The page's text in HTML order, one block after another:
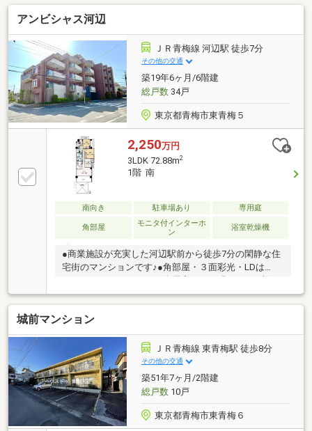
な立地■ 西友・いなげやなどスーパーが徒歩圏内■ 2年
間のアフター保証付きで安心■ 管理体制良好のマンシ
ョン■ 室内大変きれいな状態です■ 即日ご案内可能■
やり取り不要で見学予約可能■ 赤色の「見学予約」ボ
タンから最短2分で予約完了■ お気軽にお問い合わせく
ださいませ♪
アンビシャス河辺
ＪＲ青梅線 河辺駅 徒歩7分
その他の交通
築19年6ヶ月/6階建
総戸数34戸
東京都青梅市東青梅５
2,250万円
3LDK 72.88m2
1階 南
南向き 駐車場あり 専用庭
角部屋
モニタ付インターホ
ン
浴室乾燥機
●商業施設が充実した河辺駅前から徒歩7分の閑静な住
宅街のマンションです♪●角部屋・３面彩光・LDは
3.5mのワイドサッシで、全居室とても明るい！●南側
の専用庭とテラスには、スロップシンク付き♪●キッチ
ンは家事動線がスムーズなL字型キッチン♪●広い玄関
にはシューズインクローク付きで収納力があります！
●ほっと落ち着ける和室付きのお部屋。ゴロンとくつ
ろいだり、お子さまのお昼寝スペースにもぴったりで
す。
城前マンション
ＪＲ青梅線 東青梅駅 徒歩8分
その他の交通
築51年7ヶ月/2階建
総戸数10戸
東京都青梅市東青梅６